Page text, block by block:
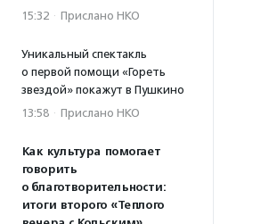
15:32 · Прислано НКО
Уникальный спектакль
о первой помощи «Гореть
звездой» покажут в Пушкино
13:58 · Прислано НКО
Как культура помогает
говорить
о благотворительности:
итоги второго «Теплого